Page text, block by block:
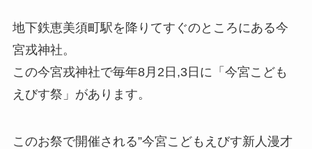
地下鉄恵美須町駅を降りてすぐのところにある今
宮戎神社。
この今宮戎神社で毎年8月2日,3日に「今宮こども
えびす祭」があります。
このお祭で開催される”今宮こどもえびす新人漫才